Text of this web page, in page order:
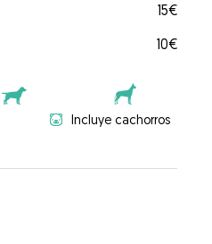
15€
10€
Incluye cachorros